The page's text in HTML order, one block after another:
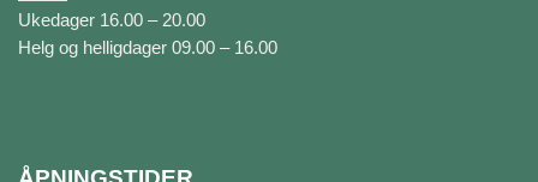
Ukedager 16.00 – 20.00
Helg og helligdager 09.00 – 16.00